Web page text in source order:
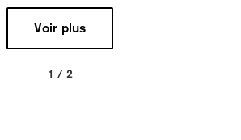
Voir plus
1 / 2